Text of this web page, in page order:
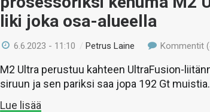
liki joka osa-alueella
6.6.2023 - 11:10 /Petrus Laine Kommentit
M2 Ultra perustuu kahteen UltraFusion-
siruun ja sen pariksi saa jopa 192 Gt muistia.
Lue lisää